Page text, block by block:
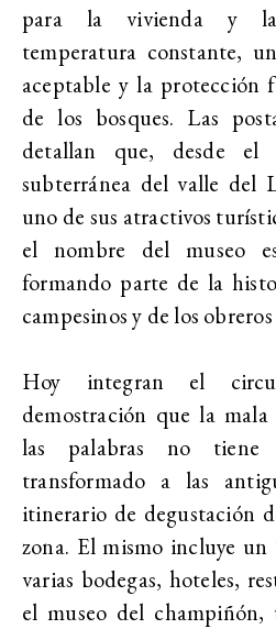
para la vivienda y
temperatura constante,
aceptable y la protección
de los bosques. Las
detallan que, desde
subterránea del valle del
uno de sus atractivos
el nombre del museo
formando parte de la
campesinos y de los
Hoy integran el
demostración que la
las palabras no
transformado a las
itinerario de degustación
zona. El mismo incluye
varias bodegas, hoteles,
el museo del